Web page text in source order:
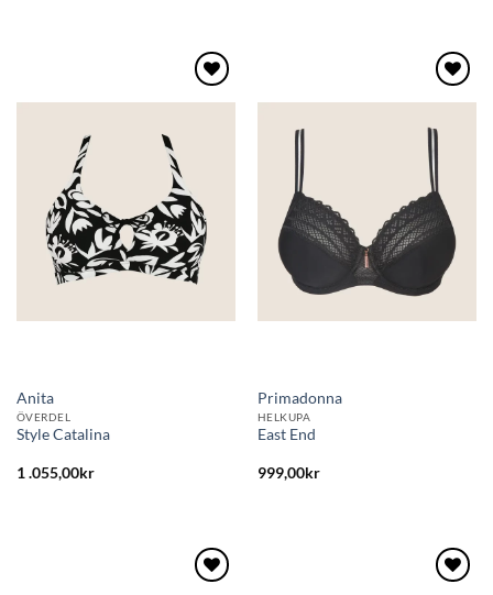
önskelistan
Anita
ÖVERDEL
Style Catalina
1 .055,00kr
till i
önskelistan
Primadonna
HELKUPA
East End
999,00kr